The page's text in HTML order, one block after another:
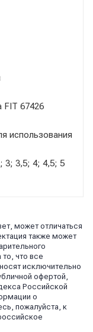
FIT 67426
использования
3; 3,5; 4; 4,5; 5
может отличаться
также может
что все
исключительно
офертой,
Российской
о
пожалуйста, к